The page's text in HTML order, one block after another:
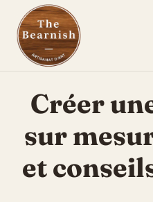
content
Créer
sur
et